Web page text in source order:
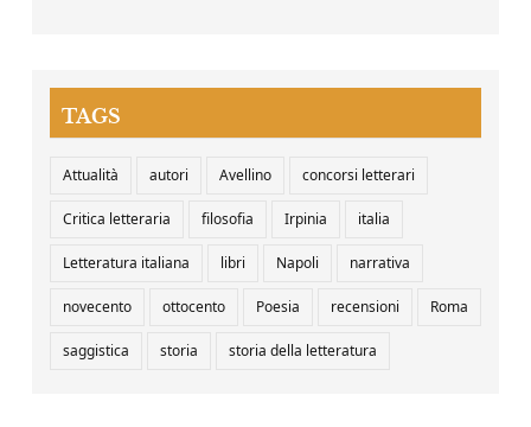
TAGS
Attualità autori Avellino concorsi letterari
Critica letteraria filosofia Irpinia italia
Letteratura italiana libri Napoli narrativa
novecento ottocento Poesia recensioni Roma
saggistica storia storia della letteratura